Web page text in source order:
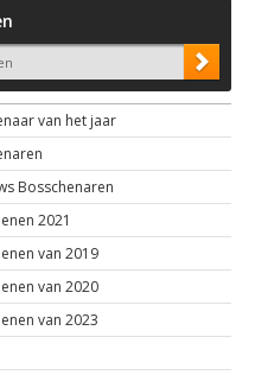
van het jaar
Bosschenaren
2021
van 2019
van 2020
van 2023